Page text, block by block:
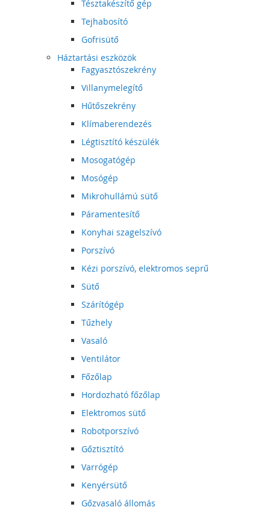
Tésztakészítő gép
Tejhabosító
Gofrisütő
Háztartási eszközök
Fagyasztószekrény
Villanymelegítő
Hűtőszekrény
Klímaberendezés
Légtisztító készülék
Mosogatógép
Mosógép
Mikrohullámú sütő
Páramentesítő
Konyhai szagelszívó
Porszívó
Kézi porszívó, elektromos seprű
Sütő
Szárítógép
Tűzhely
Vasaló
Ventilátor
Főzőlap
Hordozható főzőlap
Elektromos sütő
Robotporszívó
Gőztisztító
Varrógép
Kenyérsütő
Gőzvasaló állomás